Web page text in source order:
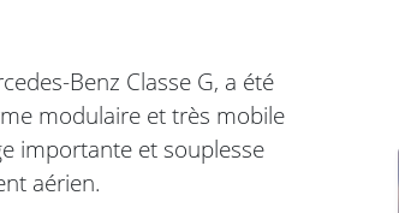
Benz Classe G, a été
modulaire et très mobile
importante et souplesse
aérien.